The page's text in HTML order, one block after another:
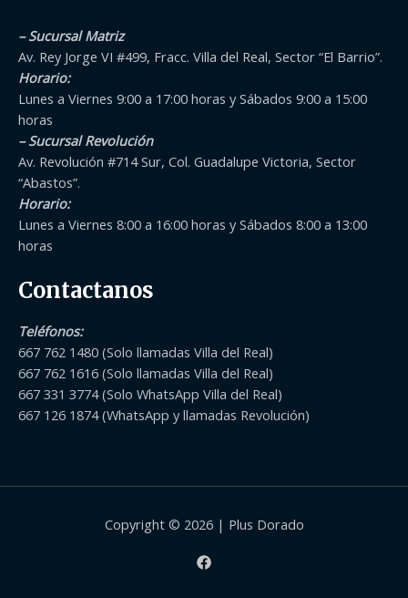
– Sucursal Matriz
Av. Rey Jorge VI #499, Fracc. Villa del Real, Sector “El Barrio”.
Horario:
Lunes a Viernes 9:00 a 17:00 horas y Sábados 9:00 a 15:00
horas
– Sucursal Revolución
Av. Revolución #714 Sur, Col. Guadalupe Victoria, Sector
“Abastos”.
Horario:
Lunes a Viernes 8:00 a 16:00 horas y Sábados 8:00 a 13:00
horas
Contactanos
Teléfonos:
667 762 1480 (Solo llamadas Villa del Real)
667 762 1616 (Solo llamadas Villa del Real)
667 331 3774 (Solo WhatsApp Villa del Real)
667 126 1874 (WhatsApp y llamadas Revolución)
Copyright © 2026 | Plus Dorado